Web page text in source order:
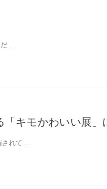
だ …
キモかわいい展」
されて …